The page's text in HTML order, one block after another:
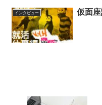
インタビュー 仮面